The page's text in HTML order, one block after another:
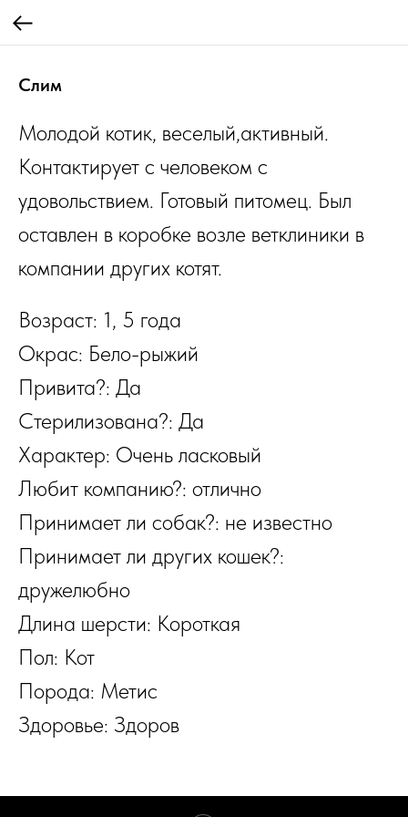
Слим
Молодой котик, веселый,активный.
Контактирует с человеком с
удовольствием. Готовый питомец. Был
оставлен в коробке возле ветклиники в
компании других котят.
Возраст: 1, 5 года
Окрас: Бело-рыжий
Привита?: Да
Стерилизована?: Да
Характер: Очень ласковый
Любит компанию?: отлично
Принимает ли собак?: не известно
Принимает ли других кошек?:
дружелюбно
Длина шерсти: Короткая
Пол: Кот
Порода: Метис
Здоровье: Здоров